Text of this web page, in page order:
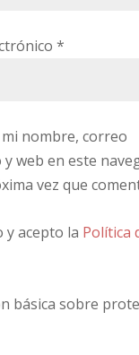
*
nombre, correo
web en este
vez que
y acepto la Política
básica sobre